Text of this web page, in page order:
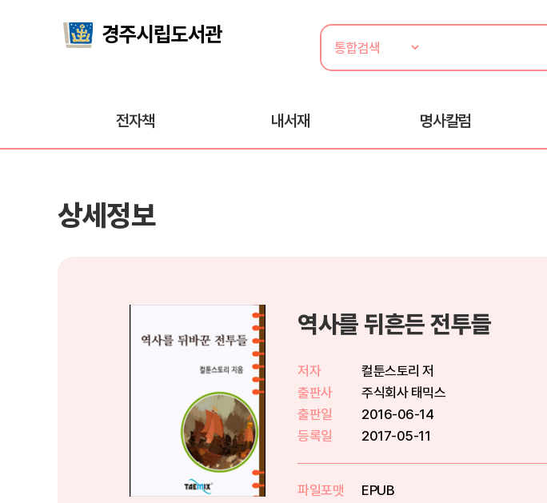
전자책 내서재 명사칼럼
상세정보
역사를 뒤흔든 전투들
저자
컬툰스토리 저
출판사
주식회사 태믹스
출판일
2016-06-14
등록일
2017-05-11
파일포맷
EPUB